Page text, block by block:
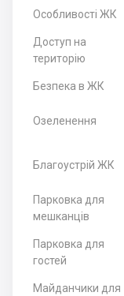
Особливості ЖК
Доступ на
територію
Безпека в ЖК
Озеленення
Благоустрій ЖК
Парковка для
мешканців
Парковка для
гостей
Майданчики для